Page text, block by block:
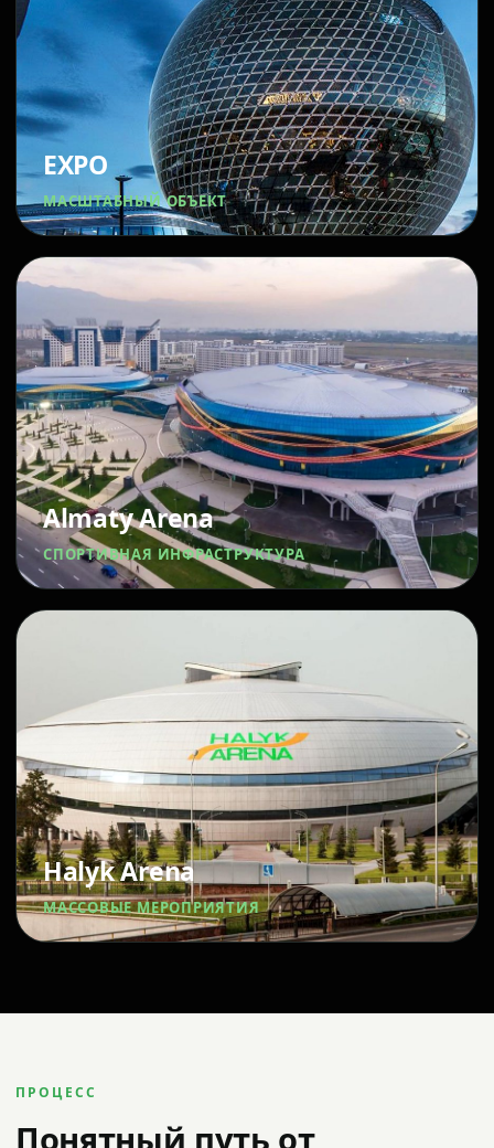
EXPO
МАСШТАБНЫЙ ОБЪЕКТ
Almaty Arena
СПОРТИВНАЯ ИНФРАСТРУКТУРА
Halyk Arena
МАССОВЫЕ МЕРОПРИЯТИЯ
ПРОЦЕСС
Понятный путь от